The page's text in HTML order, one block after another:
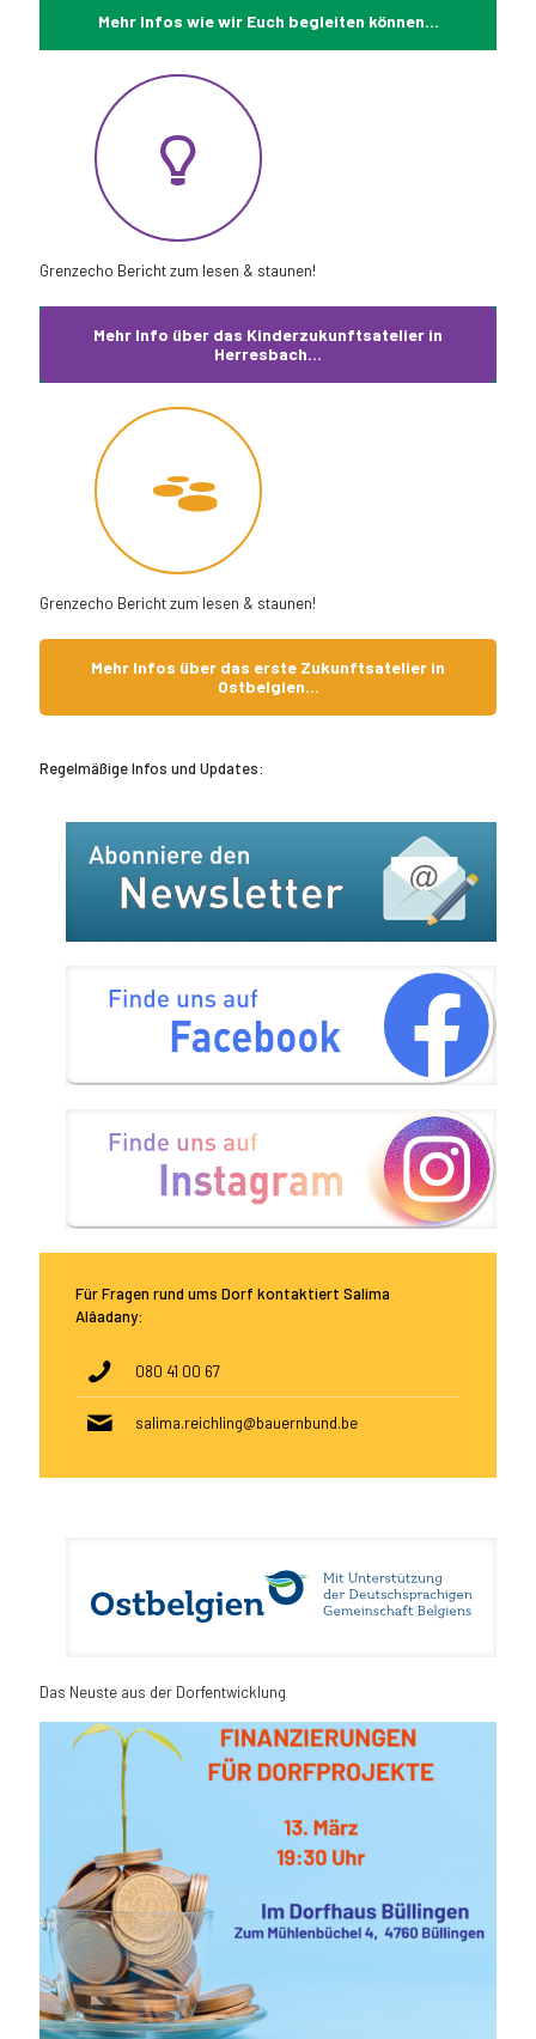
Mehr Infos wie wir Euch begleiten können...
Grenzecho Bericht zum lesen & staunen!
Mehr Info über das Kinderzukunftsatelier in
Herresbach...
Grenzecho Bericht zum lesen & staunen!
Mehr Infos über das erste Zukunftsatelier in
Ostbelgien...
Regelmäßige Infos und Updates:
Für Fragen rund ums Dorf kontaktiert Salima
Alâadany:
080 41 00 67
salima.reichling@bauernbund.be
Das Neuste aus der Dorfentwicklung